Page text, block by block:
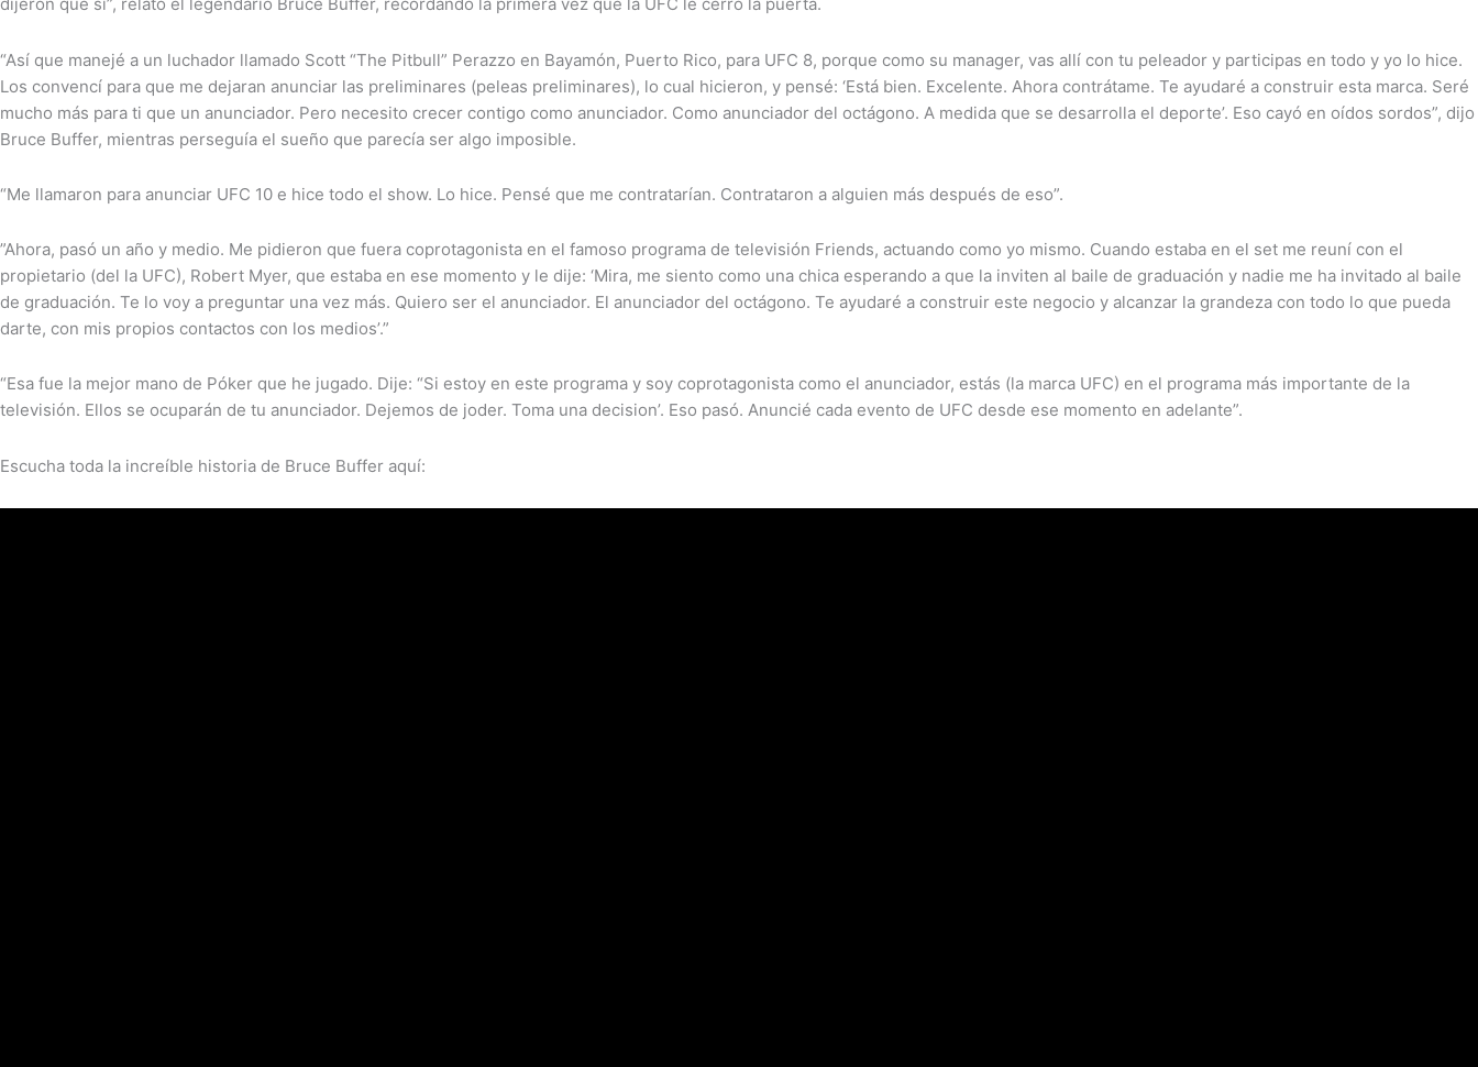
“Así que manejé a un luchador llamado Scott “The Pitbull” Perazzo en Bayamón, Puerto Rico, para UFC 8, porque como su manager, vas allí con tu peleador y participas en todo y yo lo hice.
Los convencí para que me dejaran anunciar las preliminares (peleas preliminares), lo cual hicieron, y pensé: ‘Está bien. Excelente. Ahora contrátame. Te ayudaré a construir esta marca. Seré
mucho más para ti que un anunciador. Pero necesito crecer contigo como anunciador. Como anunciador del octágono. A medida que se desarrolla el deporte’. Eso cayó en oídos sordos”, dijo
Bruce Buffer, mientras perseguía el sueño que parecía ser algo imposible.
“Me llamaron para anunciar UFC 10 e hice todo el show. Lo hice. Pensé que me contratarían. Contrataron a alguien más después de eso”.
”Ahora, pasó un año y medio. Me pidieron que fuera coprotagonista en el famoso programa de televisión Friends, actuando como yo mismo. Cuando estaba en el set me reuní con el
propietario (del la UFC), Robert Myer, que estaba en ese momento y le dije: ‘Mira, me siento como una chica esperando a que la inviten al baile de graduación y nadie me ha invitado al baile
de graduación. Te lo voy a preguntar una vez más. Quiero ser el anunciador. El anunciador del octágono. Te ayudaré a construir este negocio y alcanzar la grandeza con todo lo que pueda
darte, con mis propios contactos con los medios’.”
“Esa fue la mejor mano de Póker que he jugado. Dije: “Si estoy en este programa y soy coprotagonista como el anunciador, estás (la marca UFC) en el programa más importante de la
televisión. Ellos se ocuparán de tu anunciador. Dejemos de joder. Toma una decision’. Eso pasó. Anuncié cada evento de UFC desde ese momento en adelante”.
Escucha toda la increíble historia de Bruce Buffer aquí: